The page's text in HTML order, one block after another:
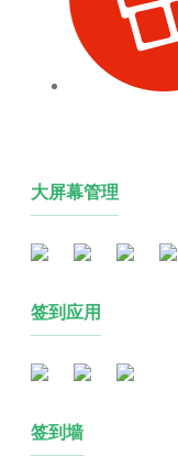
大屏幕管理
签到应用
签到墙